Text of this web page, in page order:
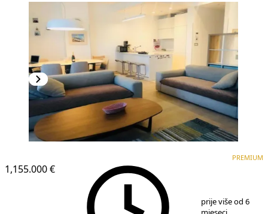
1,155.000 €
PREMIUM
prije više od 6
mjeseci